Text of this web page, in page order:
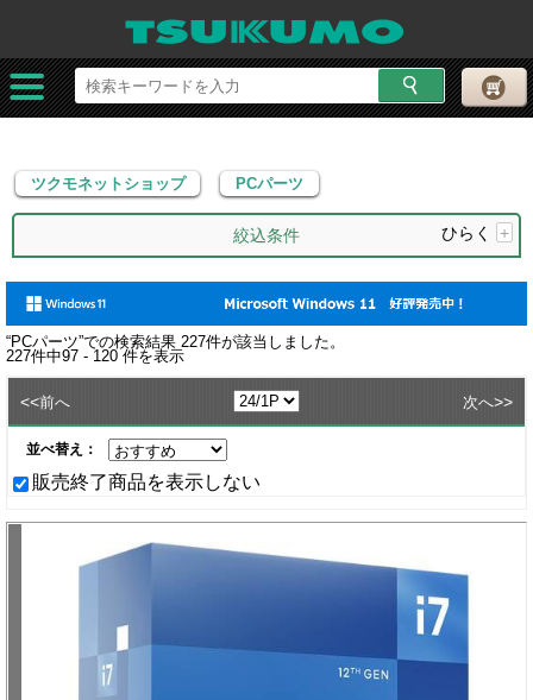
ツクモネットショップ PCパーツ
ツクモネットショップ PCパーツ
絞込条件 ひらく +
“PCパーツ”での検索結果 227件が該当しました。
227件中97 - 120件を表示
<<前へ 次へ>>
並べ替え：
販売終了商品を表示しない